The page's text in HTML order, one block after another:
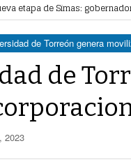
Agua Saludable; van por
y voto ciudadano a 50
Morena Lerdo; cámaras
mayor regulación de lotes
de Torreón genera
de
2023